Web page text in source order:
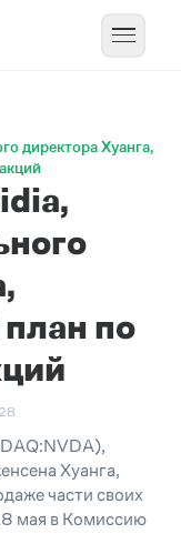
директора Хуанга,
по
Хуанга,
части своих
мая в Комиссию